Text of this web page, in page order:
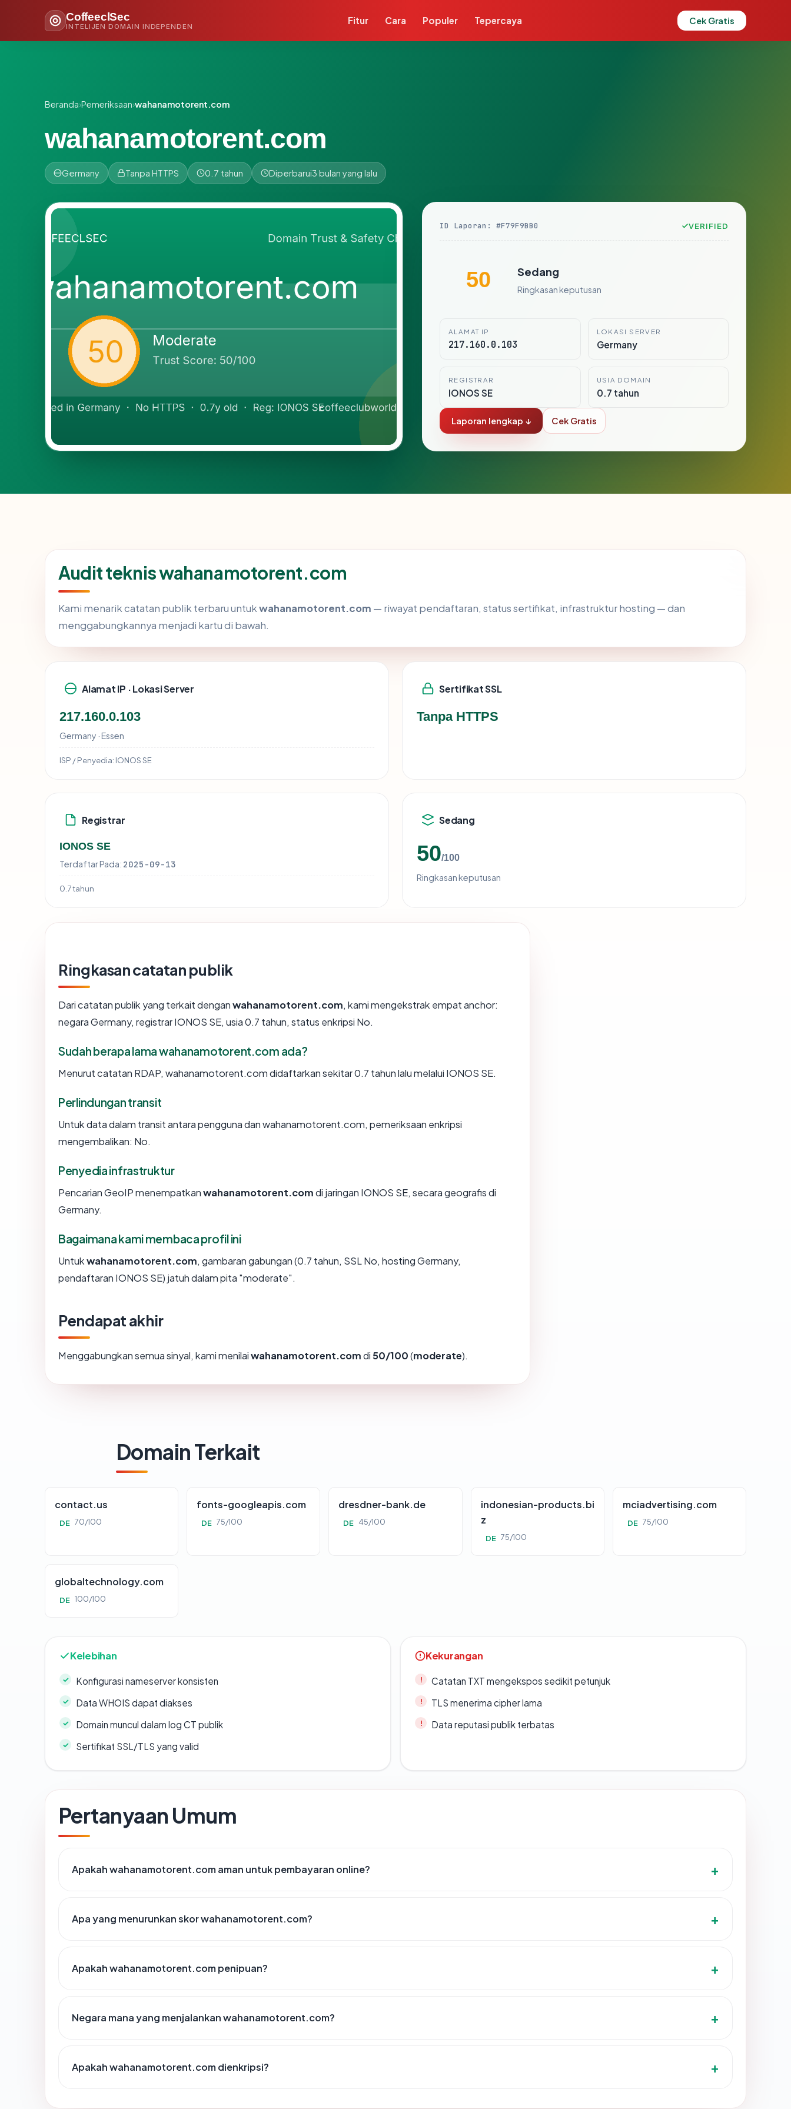
CoffeeclSec
INTELIJEN DOMAIN INDEPENDEN
Fitur Cara Populer Tepercaya Cek Gratis
Beranda›Pemeriksaan›wahanamotorent.com
wahanamotorent.com
Germany Tanpa HTTPS 0.7 tahun Diperbarui3 bulan yang lalu
ID Laporan: #F79F9BB0 VERIFIED
50 Sedang
Ringkasan keputusan
ALAMAT IP
217.160.0.103
LOKASI SERVER
Germany
REGISTRAR
IONOS SE
USIA DOMAIN
0.7 tahun
Laporan lengkap ↓ Cek Gratis
Audit teknis wahanamotorent.com
Kami menarik catatan publik terbaru untukwahanamotorent.com — riwayat pendaftaran, status sertifikat, infrastruktur hosting — dan
menggabungkannya menjadi kartu di bawah.
Alamat IP · Lokasi Server
217.160.0.103
Germany · Essen
ISP / Penyedia: IONOS SE
Sertifikat SSL
Tanpa HTTPS
Registrar
IONOS SE
Terdaftar Pada: 2025-09-13
0.7 tahun
Sedang
50/100
Ringkasan keputusan
Ringkasan catatan publik
Dari catatan publik yang terkait denganwahanamotorent.com, kami mengekstrak empat anchor:
negara Germany, registrar IONOS SE, usia 0.7 tahun, status enkripsi No.
Sudah berapa lama wahanamotorent.com ada?
Menurut catatan RDAP, wahanamotorent.com didaftarkan sekitar 0.7 tahun lalu melalui IONOS SE.
Perlindungan transit
Untuk data dalam transit antara pengguna dan wahanamotorent.com, pemeriksaan enkripsi
mengembalikan: No.
Penyedia infrastruktur
Pencarian GeoIP menempatkanwahanamotorent.comdi jaringan IONOS SE, secara geografis di
Germany.
Bagaimana kami membaca profil ini
Untukwahanamotorent.com, gambaran gabungan (0.7 tahun, SSL No, hosting Germany,
pendaftaran IONOS SE) jatuh dalam pita "moderate".
Pendapat akhir
Menggabungkan semua sinyal, kami menilaiwahanamotorent.comdi50/100(moderate).
Domain Terkait
contact.us
DE 70/100
fonts-googleapis.com
DE 75/100
dresdner-bank.de
DE 45/100
indonesian-products.bi
z
DE 75/100
mciadvertising.com
DE 75/100
globaltechnology.com
DE 100/100
Kelebihan
Konfigurasi nameserver konsisten
Data WHOIS dapat diakses
Domain muncul dalam log CT publik
Sertifikat SSL/TLS yang valid
Kekurangan
Catatan TXT mengekspos sedikit petunjuk
TLS menerima cipher lama
Data reputasi publik terbatas
Pertanyaan Umum
Apakah wahanamotorent.com aman untuk pembayaran online?
Apa yang menurunkan skor wahanamotorent.com?
Apakah wahanamotorent.com penipuan?
Negara mana yang menjalankan wahanamotorent.com?
Apakah wahanamotorent.com dienkripsi?